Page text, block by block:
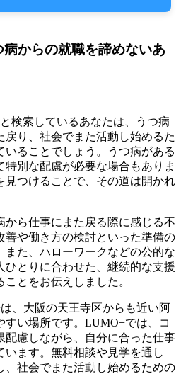
からの就職を諦めないあ
と検索しているあなたは、うつ病
戻り、社会でまた活動し始めるた
ることでしょう。うつ病がある
特別な配慮が必要な場合もありま
見つけることで、その道は開かれ
から仕事にまた戻る際に感じる不
善や働き方の検討といった準備の
また、ハローワークなどの公的な
ひとりに合わせた、継続的な支援
とをお伝えしました。
、大阪の天王寺区からも近い阿
すい場所です。LUMO+では、コ
配慮しながら、自分に合った仕事
います。無料相談や見学を通し
、社会でまた活動し始めるための